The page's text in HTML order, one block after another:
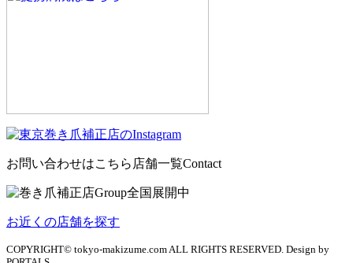
お問い合わせはこちら 店舗一覧Contact
お近くの店舗を探す
COPYRIGHT© tokyo-makizume.com ALL RIGHTS RESERVED. Design by